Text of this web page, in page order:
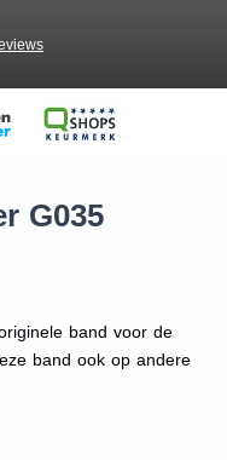
G035
band voor de
band ook op andere